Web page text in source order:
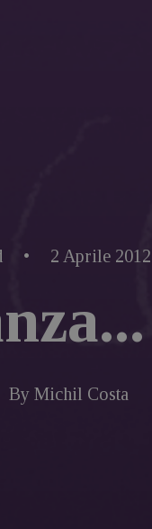
• 2 Aprile 2012
By Michil Costa